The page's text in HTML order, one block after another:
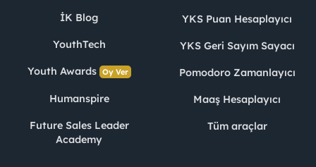
İK Blog
YouthTech
Youth Awards Oy Ver
Humanspire
Future Sales Leader
Academy
YKS Puan Hesaplayıcı
YKS Geri Sayım Sayacı
Pomodoro Zamanlayıcı
Maaş Hesaplayıcı
Tüm araçlar